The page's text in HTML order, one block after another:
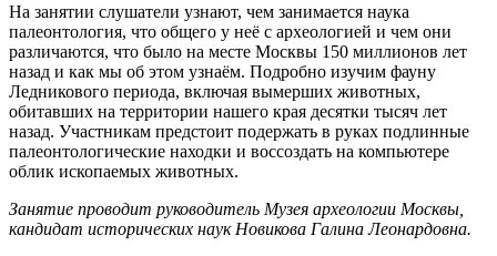
На занятии слушатели узнают, чем занимается наука
палеонтология, что общего у неё с археологией и чем они
различаются, что было на месте Москвы 150 миллионов лет
назад и как мы об этом узнаём. Подробно изучим фауну
Ледникового периода, включая вымерших животных,
обитавших на территории нашего края десятки тысяч лет
назад. Участникам предстоит подержать в руках подлинные
палеонтологические находки и воссоздать на компьютере
облик ископаемых животных.
Занятие проводит руководитель Музея археологии Москвы,
кандидат исторических наук Новикова Галина Леонардовна.